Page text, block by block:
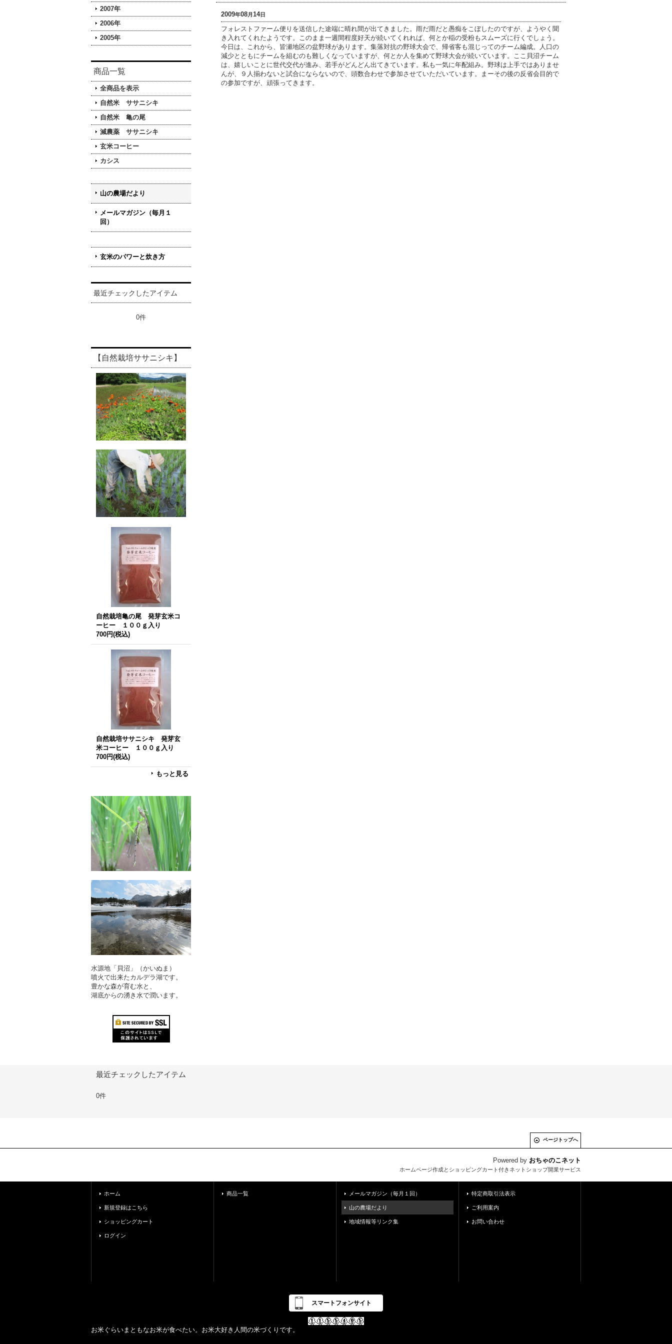
2007年
2006年
2005年
商品一覧
全商品を表示
自然米 ササニシキ
自然米 亀の尾
減農薬 ササニシキ
玄米コーヒー
カシス
山の農場だより
メールマガジン（毎月１
回）
玄米のパワーと炊き方
最近チェックしたアイテム
0件
【自然栽培ササニシキ】
自然栽培亀の尾 発芽玄米コ
ーヒー １００ｇ入り
700円(税込)
自然栽培ササニシキ 発芽玄
米コーヒー １００ｇ入り
700円(税込)
もっと見る
水源地「貝沼」（かいぬま）
噴火で出来たカルデラ湖です。
豊かな森が育む水と、
湖底からの湧き水で潤います。
2009年08月14日
フォレストファーム便りを送信した途端に晴れ間が出てきました。雨だ雨だと愚痴をこぼしたのですが、ようやく聞
き入れてくれたようです。このまま一週間程度好天が続いてくれれば、何とか稲の受粉もスムーズに行くでしょう。
今日は、これから、皆瀬地区の盆野球があります。集落対抗の野球大会で、帰省客も混じってのチーム編成。人口の
減少とともにチームを組むのも難しくなっていますが、何とか人を集めて野球大会が続いています。ここ貝沼チーム
は、嬉しいことに世代交代が進み、若手がどんどん出てきています。私も一気に年配組み。野球は上手ではありませ
んが、９人揃わないと試合にならないので、頭数合わせで参加させていただいています。まーその後の反省会目的で
の参加ですが、頑張ってきます。
最近チェックしたアイテム
0件
ページトップへ
Powered by おちゃのこネット
ホームページ作成とショッピングカート付きネットショップ開業サービス
ホーム
新規登録はこちら
ショッピングカート
ログイン
商品一覧 メールマガジン（毎月１回）
山の農場だより
地域情報等リンク集
特定商取引法表示
ご利用案内
お問い合わせ
スマートフォンサイト
お米ぐらいまともなお米が食べたい。お米大好き人間の米づくりです。